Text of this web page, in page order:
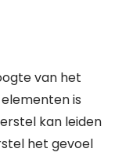
van het
is
kan leiden
het gevoel